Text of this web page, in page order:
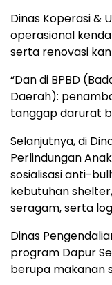
Dinas Koperasi &
operasional
serta renovasi
“Dan di BPBD
Daerah):
tanggap darurat
Selanjutnya, di
Perlindungan
sosialisasi anti-
kebutuhan
seragam, serta
Dinas
program Dapur
berupa makanan